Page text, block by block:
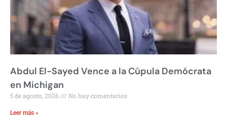
Abdul El-Sayed Vence a la Cúpula Demócrata
en Michigan
5 de agosto, 2026 No hay comentarios
Leer más »